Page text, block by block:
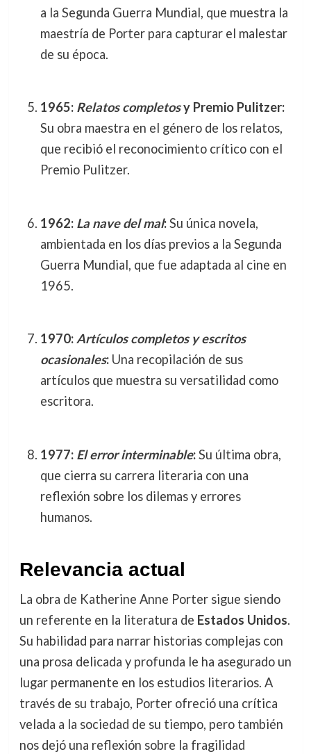
a la Segunda Guerra Mundial, que muestra la
maestría de Porter para capturar el malestar
de su época.
1965: Relatos completosy Premio Pulitzer:
Su obra maestra en el género de los relatos,
que recibió el reconocimiento crítico con el
Premio Pulitzer.
1962: La nave del mal:Su única novela,
ambientada en los días previos a la Segunda
Guerra Mundial, que fue adaptada al cine en
1965.
1970: Artículos completos y escritos
ocasionales:Una recopilación de sus
artículos que muestra su versatilidad como
escritora.
1977: El error interminable:Su última obra,
que cierra su carrera literaria con una
reflexión sobre los dilemas y errores
humanos.
Relevancia actual
La obra de Katherine Anne Porter sigue siendo
un referente en la literatura de Estados Unidos.
Su habilidad para narrar historias complejas con
una prosa delicada y profunda le ha asegurado un
lugar permanente en los estudios literarios. A
través de su trabajo, Porter ofreció una crítica
velada a la sociedad de su tiempo, pero también
nos dejó una reflexión sobre la fragilidad